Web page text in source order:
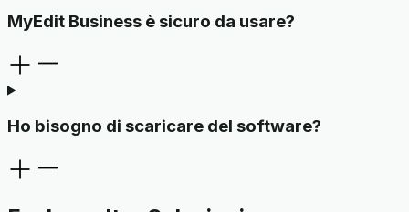
MyEdit Business è sicuro da usare?
Ho bisogno di scaricare del software?